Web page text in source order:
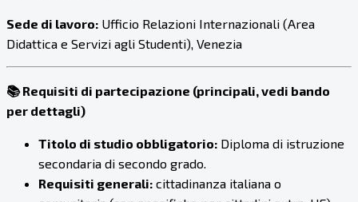
Sede di lavoro: Ufficio Relazioni Internazionali (Area
Didattica e Servizi agli Studenti), Venezia
📚Requisiti di partecipazione (principali, vedi bando
per dettagli)
Titolo di studio obbligatorio: Diploma di istruzione
secondaria di secondo grado.
Requisiti generali: cittadinanza italiana o